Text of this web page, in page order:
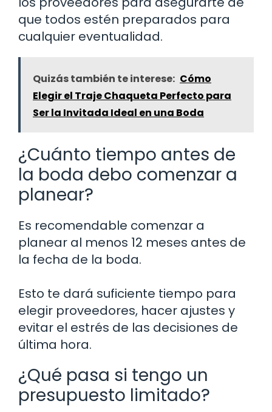
que todos estén preparados para
cualquier eventualidad.
Quizás también te interese: Cómo
Elegir el Traje Chaqueta Perfecto para
Ser la Invitada Ideal en una Boda
¿Cuánto tiempo antes de
la boda debo comenzar a
planear?
Es recomendable comenzar a
planear al menos 12 meses antes de
la fecha de la boda.
Esto te dará suficiente tiempo para
elegir proveedores, hacer ajustes y
evitar el estrés de las decisiones de
última hora.
¿Qué pasa si tengo un
presupuesto limitado?